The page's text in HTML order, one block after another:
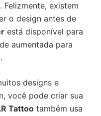
existem
o design antes de
está disponível para
aumentada para
designs e
você pode criar sua
Tattoo também usa